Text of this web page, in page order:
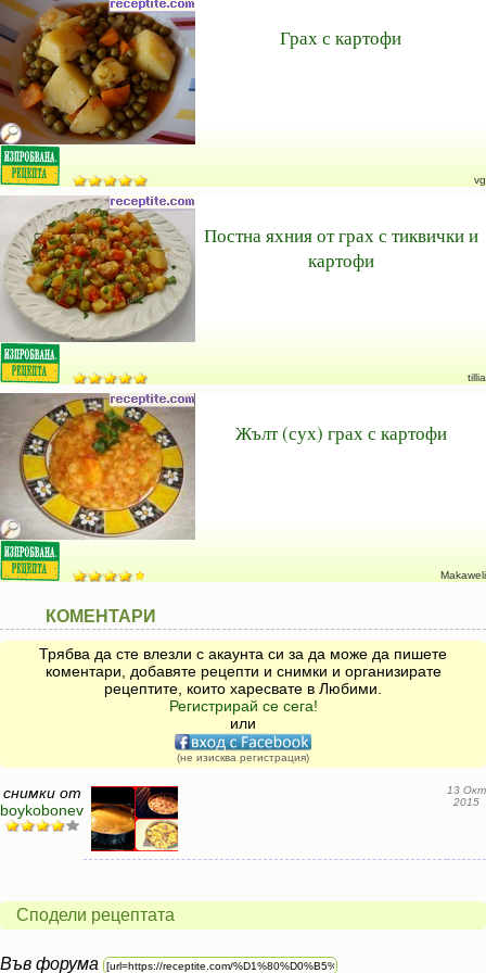
Грах с картофи
vg
Постна яхния от грах с тиквички и
картофи
tillia
Жълт (сух) грах с картофи
Makaweli
КОМЕНТАРИ
Трябва да сте влезли с акаунта си за да може да пишете
коментари, добавяте рецепти и снимки и организирате
рецептите, които харесвате в Любими.
Регистрирай се сега!
или
(не изисква регистрация)
снимки от
boykobonev
13 Окт
2015
Сподели рецептата
Във форума